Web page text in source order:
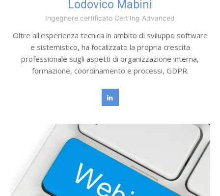
Lodovico Mabini
Ingegnere certificato Cert'Ing Advanced
Oltre all'esperienza tecnica in ambito di sviluppo software
e sistemistico, ha focalizzato la propria crescita
professionale sugli aspetti di organizzazione interna,
formazione, coordinamento e processi, GDPR.